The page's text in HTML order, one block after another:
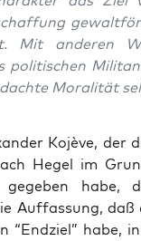
Mit ande­ren
poli­ti­schen
Mora­li­tät
Kojè­ve, der
Hegel im
gege­ben habe,
Auf­fas­sung, daß
“End­ziel” habe,